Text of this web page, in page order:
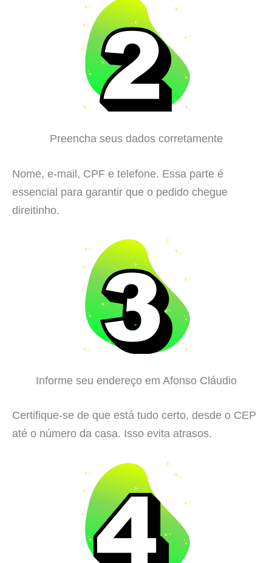
Preencha seus dados corretamente
Nome, e-mail, CPF e telefone. Essa parte é
essencial para garantir que o pedido chegue
direitinho.
Informe seu endereço em Afonso Cláudio
Certifique-se de que está tudo certo, desde o CEP
até o número da casa. Isso evita atrasos.